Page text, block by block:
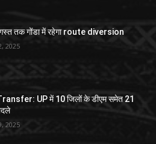
तक गोंडा में रहेगा route diversion
2025
UP में 10 जिलों के डीएम समेत 21
2025